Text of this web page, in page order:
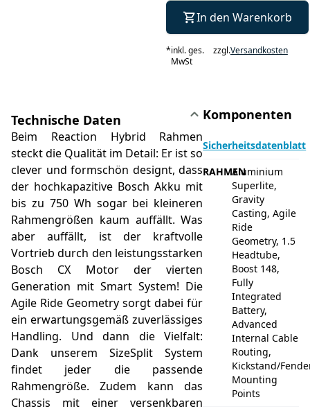
In den Warenkorb
*inkl. ges.
MwSt
zzgl.Versandkosten
Technische Daten
Beim Reaction Hybrid Rahmen
steckt die Qualität im Detail: Er ist so
clever und formschön designt, dass
der hochkapazitive Bosch Akku mit
bis zu 750 Wh sogar bei kleineren
Rahmengrößen kaum auffällt. Was
aber auffällt, ist der kraftvolle
Vortrieb durch den leistungsstarken
Bosch CX Motor der vierten
Generation mit Smart System! Die
Agile Ride Geometry sorgt dabei für
ein erwartungsgemäß zuverlässiges
Handling. Und dann die Vielfalt:
Dank unserem SizeSplit System
findet jeder die passende
Rahmengröße. Zudem kann das
Chassis mit einer versenkbaren
Komponenten
Sicherheitsdatenblatt
RAHMENAluminium
Superlite,
Gravity
Casting, Agile
Ride
Geometry, 1.5
Headtube,
Boost 148,
Fully
Integrated
Battery,
Advanced
Internal Cable
Routing,
Kickstand/
Mounting
Points